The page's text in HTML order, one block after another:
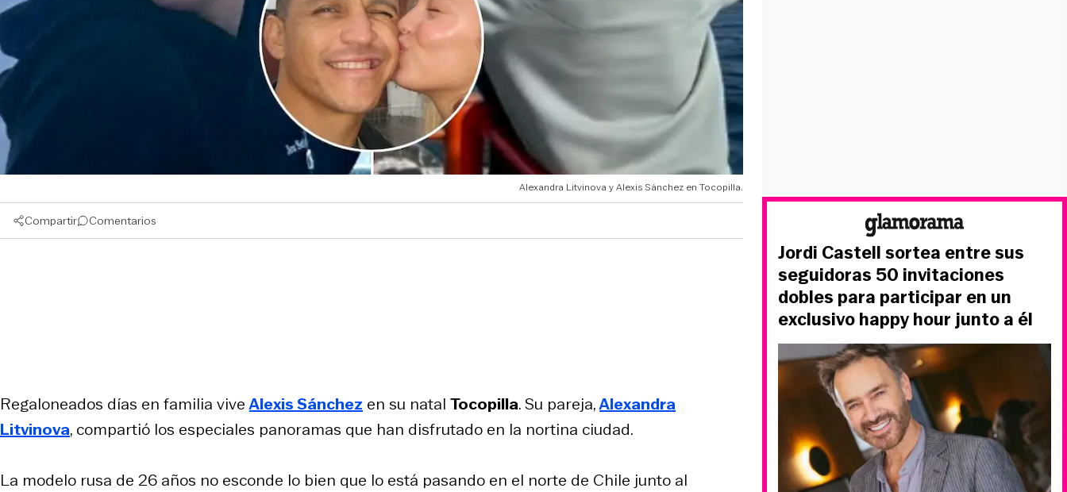
Alexandra Litvinova y Alexis Sánchez en Tocopilla.
Compartir Comentarios
Regaloneados días en familia viveAlexis Sánchez en su natal Tocopilla. Su pareja,Alexandra
Litvinova, compartió los especiales panoramas que han disfrutado en la nortina ciudad.
La modelo rusa de 26 años no esconde lo bien que lo está pasando en el norte de Chile junto al
Jordi Castell sortea entre sus
seguidoras 50 invitaciones
dobles para participar en un
exclusivo happy hour junto a él